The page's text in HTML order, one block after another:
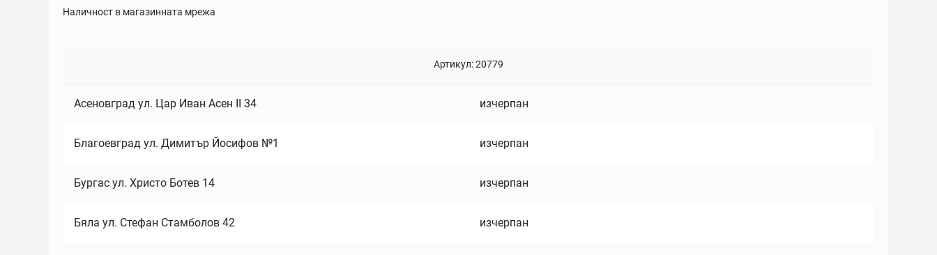
Наличност в магазинната мрежа
Артикул:20779
Асеновград ул. Цар Иван Асен II 34 изчерпан
Благоевград ул. Димитър Йосифов №1 изчерпан
Бургас ул. Христо Ботев 14 изчерпан
Бяла ул. Стефан Стамболов 42 изчерпан